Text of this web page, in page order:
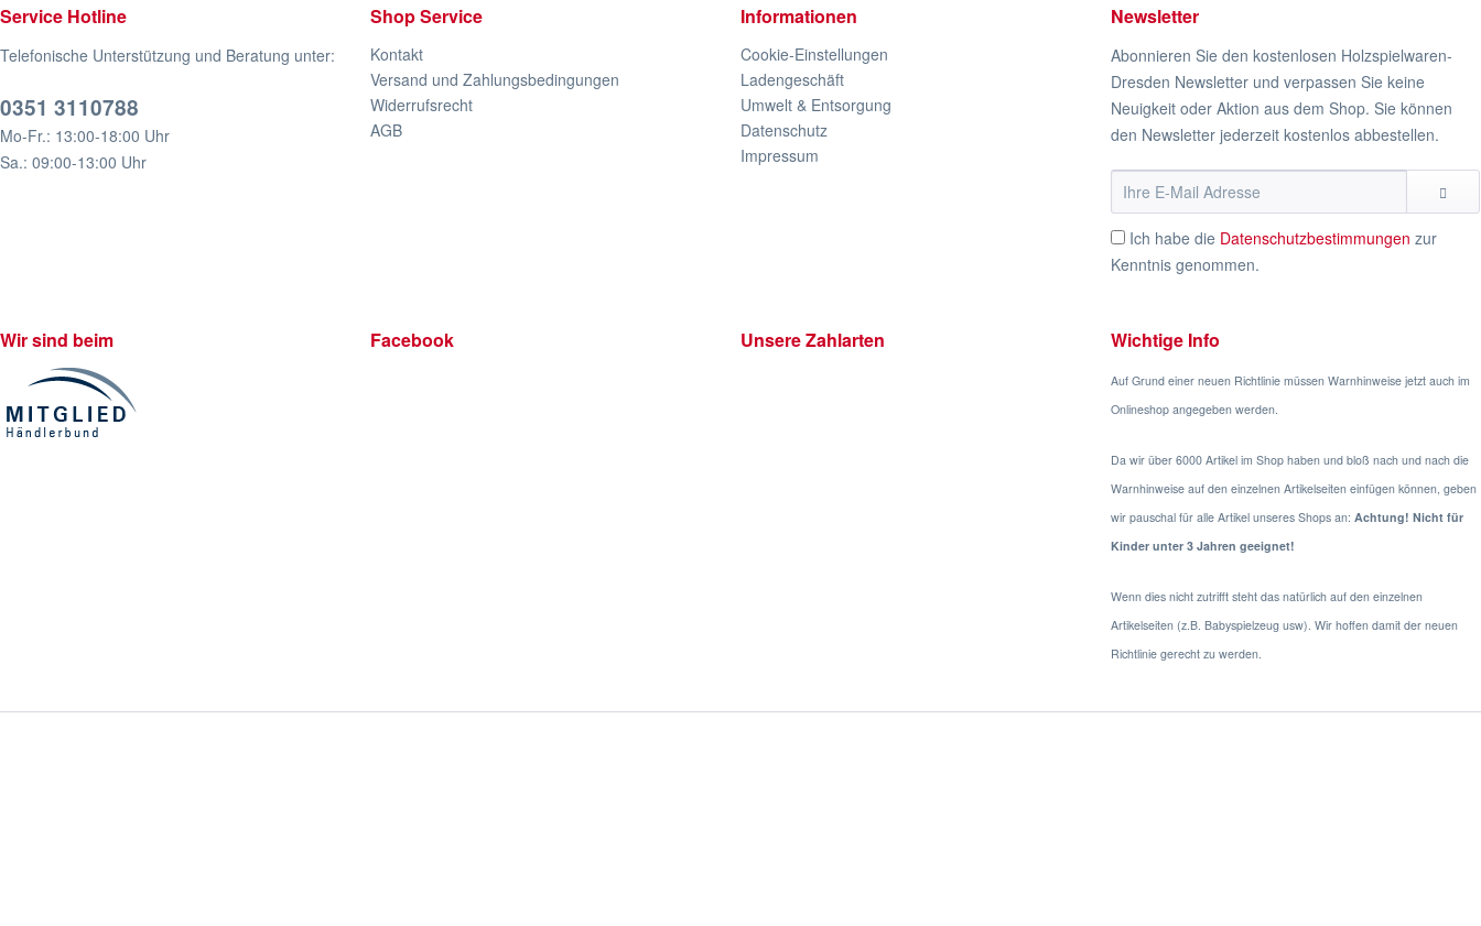
Service Hotline
Telefonische Unterstützung und Beratung unter:
0351 3110788
Mo-Fr.: 13:00-18:00 Uhr
Sa.: 09:00-13:00 Uhr
Shop Service
Kontakt
Versand und Zahlungsbedingungen
Widerrufsrecht
AGB
Informationen
Cookie-Einstellungen
Ladengeschäft
Umwelt & Entsorgung
Datenschutz
Impressum
Newsletter
Abonnieren Sie den kostenlosen Holzspielwaren-
Dresden Newsletter und verpassen Sie keine
Neuigkeit oder Aktion aus dem Shop. Sie können
den Newsletter jederzeit kostenlos abbestellen.
Ich habe die Datenschutzbestimmungen zur
Kenntnis genommen.
Wir sind beim Facebook Unsere Zahlarten Wichtige Info
Auf Grund einer neuen Richtlinie müssen Warnhinweise jetzt auch im
Onlineshop angegeben werden.
Da wir über 6000 Artikel im Shop haben und bloß nach und nach die
Warnhinweise auf den einzelnen Artikelseiten einfügen können, geben
wir pauschal für alle Artikel unseres Shops an: Achtung! Nicht für
Kinder unter 3 Jahren geeignet!
Wenn dies nicht zutrifft steht das natürlich auf den einzelnen
Artikelseiten (z.B. Babyspielzeug usw). Wir hoffen damit der neuen
Richtlinie gerecht zu werden.